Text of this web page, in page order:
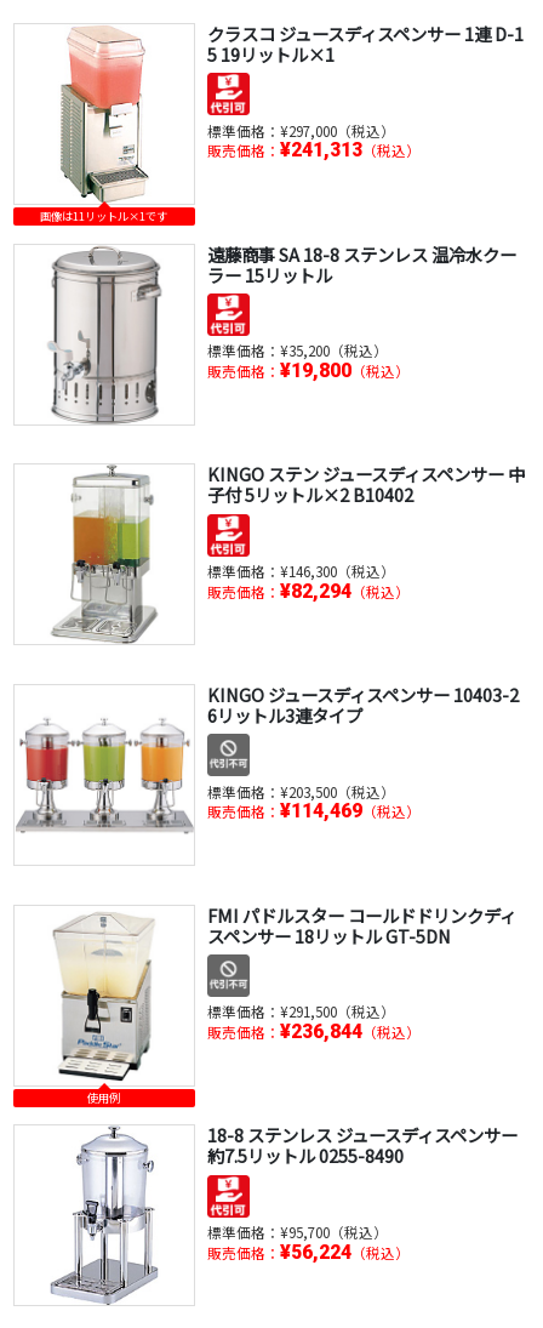
画像は11リットル×1です
クラスコ ジュースディスペンサー 1連 D-1
5 19リットル×1
標準価格： ¥297,000（税込）
販売価格： ¥241,313（税込）
遠藤商事 SA 18-8 ステンレス 温冷水クー
ラー 15リットル
標準価格： ¥35,200（税込）
販売価格： ¥19,800（税込）
KINGO ステン ジュースディスペンサー 中
子付 5リットル×2 B10402
標準価格： ¥146,300（税込）
販売価格： ¥82,294（税込）
KINGO ジュースディスペンサー 10403-2
6リットル3連タイプ
標準価格： ¥203,500（税込）
販売価格： ¥114,469（税込）
使用例
FMI パドルスター コールドドリンクディ
スペンサー 18リットル GT-5DN
標準価格： ¥291,500（税込）
販売価格： ¥236,844（税込）
18-8 ステンレス ジュースディスペンサー
約7.5リットル 0255-8490
標準価格： ¥95,700（税込）
販売価格： ¥56,224（税込）